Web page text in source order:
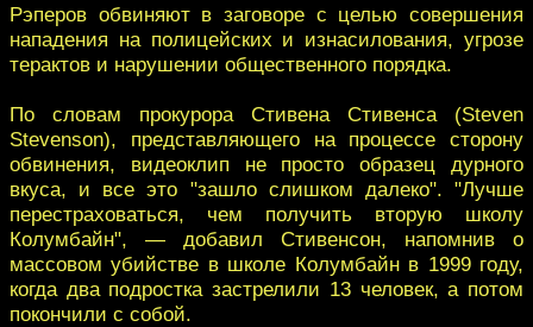
Рэперов обвиняют в заговоре с целью совершения
нападения на полицейских и изнасилования, угрозе
терактов и нарушении общественного порядка.
По словам прокурора Стивена Стивенса (Steven
Stevenson), представляющего на процессе сторону
обвинения, видеоклип не просто образец дурного
вкуса, и все это "зашло слишком далеко". "Лучше
перестраховаться, чем получить вторую школу
Колумбайн", — добавил Стивенсон, напомнив о
массовом убийстве в школе Колумбайн в 1999 году,
когда два подростка застрелили 13 человек, а потом
покончили с собой.